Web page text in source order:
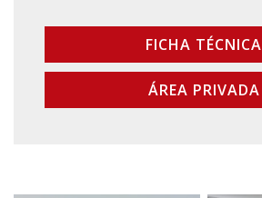
FICHA TÉCNICA
ÁREA PRIVADA